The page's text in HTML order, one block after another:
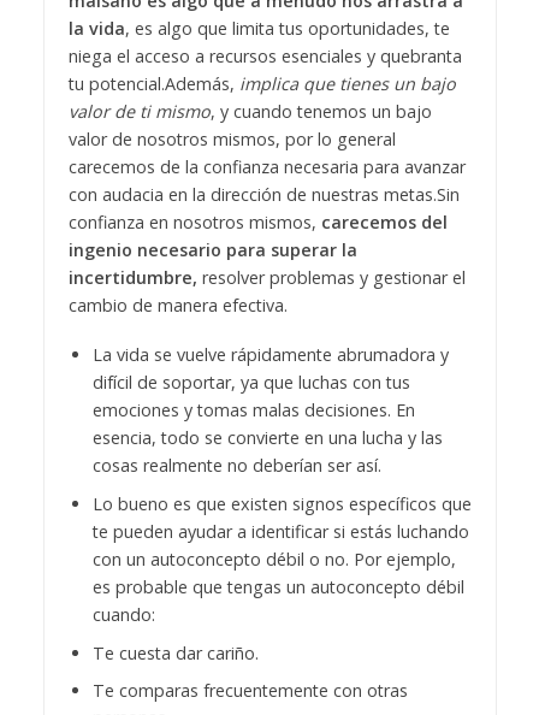
la vida, es algo que limita tus oportunidades, te
niega el acceso a recursos esenciales y quebranta
tu potencial.Además, implica que tienes un bajo
valor de ti mismo, y cuando tenemos un bajo
valor de nosotros mismos, por lo general
carecemos de la confianza necesaria para avanzar
con audacia en la dirección de nuestras metas.Sin
confianza en nosotros mismos, carecemos del
ingenio necesario para superar la
incertidumbre, resolver problemas y gestionar el
cambio de manera efectiva.
La vida se vuelve rápidamente abrumadora y
difícil de soportar, ya que luchas con tus
emociones y tomas malas decisiones. En
esencia, todo se convierte en una lucha y las
cosas realmente no deberían ser así.
Lo bueno es que existen signos específicos que
te pueden ayudar a identificar si estás luchando
con un autoconcepto débil o no. Por ejemplo,
es probable que tengas un autoconcepto débil
cuando:
Te cuesta dar cariño.
Te comparas frecuentemente con otras